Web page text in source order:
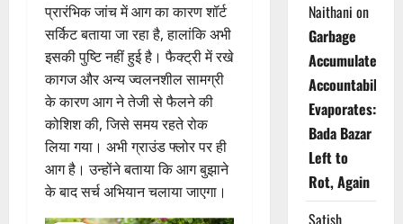
प्रारंभिक जांच में आग का कारण शॉर्ट
सर्किट बताया जा रहा है, हालांकि अभी
इसकी पुष्टि नहीं हुई है। फैक्ट्री में रखे
कागज और अन्य ज्वलनशील सामग्री
के कारण आग ने तेजी से फैलने की
कोशिश की, जिसे समय रहते रोक
लिया गया। अभी ग्राउंड फ्लोर पर ही
आग है। उन्होंने बताया कि आग बुझाने
के बाद सर्च अभियान चलाया जाएगा।
Naithani on
Garbage
Accumulates,
Accountability
Evaporates:
Bada Bazar
Left to
Rot, Again